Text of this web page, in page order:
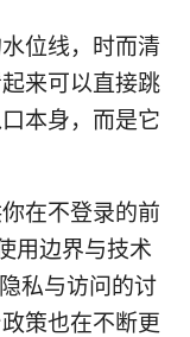
位线，时而清
来可以直接跳
本身，而是它
在不登录的前
用边界与技术
私与访问的讨
策也在不断更